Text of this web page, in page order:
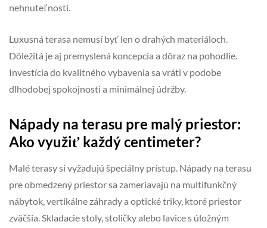
nehnuteľnosti.
Luxusná terasa nemusí byť len o drahých materiáloch.
Dôležitá je aj premyslená koncepcia a dôraz na pohodlie.
Investícia do kvalitného vybavenia sa vráti v podobe
dlhodobej spokojnosti a minimálnej údržby.
Nápady na terasu pre malý priestor:
Ako využiť každý centimeter?
Malé terasy si vyžadujú špeciálny prístup. Nápady na terasu
pre obmedzený priestor sa zameriavajú na multifunkčný
nábytok, vertikálne záhrady a optické triky, ktoré priestor
zväčšia. Skladacie stoly, stoličky alebo lavice s úložným